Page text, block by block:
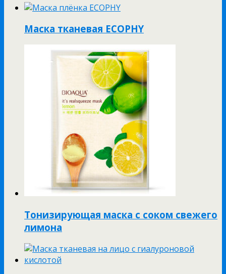
Маска тканевая ECOPHY
Тонизирующая маска с соком свежего
лимона